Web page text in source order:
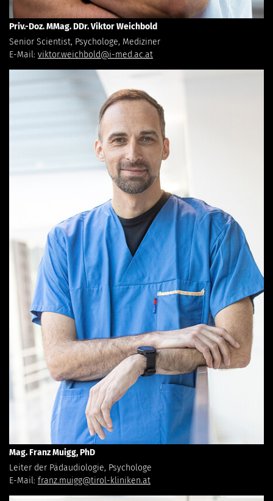
Priv.-Doz. MMag. DDr. Viktor Weichbold
Senior Scientist, Psychologe, Mediziner
E-Mail: viktor.weichbold@i-med.ac.at
Mag. Franz Muigg, PhD
Leiter der Pädaudiologie, Psychologe
E-Mail: franz.muigg@tirol-kliniken.at